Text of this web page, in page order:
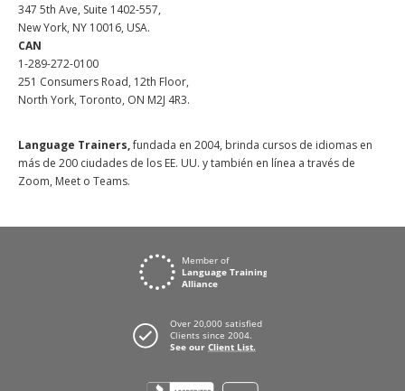
347 5th Ave, Suite 1402-557,
New York, NY 10016, USA.
CAN
1-289-272-0100
251 Consumers Road, 12th Floor,
North York, Toronto, ON M2J 4R3.
Language Trainers,fundada en 2004, brinda cursos de idiomas en
más de 200 ciudades de los EE. UU. y también en línea a través de
Zoom, Meet o Teams.